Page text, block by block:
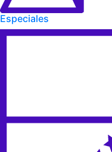
Especiales